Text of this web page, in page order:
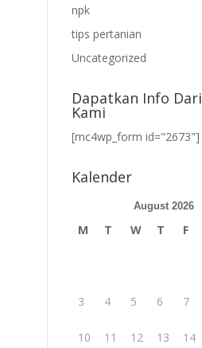
npk
tips pertanian
Uncategorized
Dapatkan Info Dari
Kami
[mc4wp_form id="2673"]
Kalender
August 2026
M T W T F
3 4 5 6 7
10 11 12 13 14